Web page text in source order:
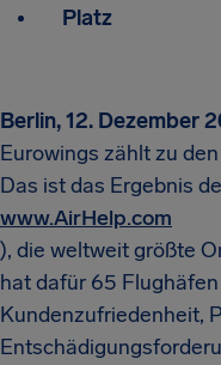
Platz
Berlin, 12. Dezember
Eurowings zählt zu
Das ist das Ergebnis
www.AirHelp.com
), die weltweit größte
hat dafür 65
Kundenzufriedenheit,